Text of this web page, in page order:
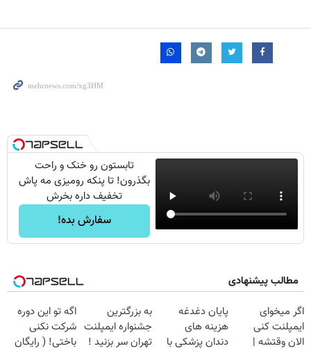
تابستون رو خنک و راحت
بگذرون! تا پنکه رومیزی مه پاش
تخفیف داره بخرش
سفارش بده!
مطالب پیشنهادی
اگر میخوای
ایمپلنت کنی
الان وقتشه |
پایان دغدغه
هزینه های
دندان پزشکی با
به بزرگترین
جشنواره ایمپلنت
تهران سر بزنید !
اگه تو این دوره
شرکت نکنی
باختی! ( رایگان